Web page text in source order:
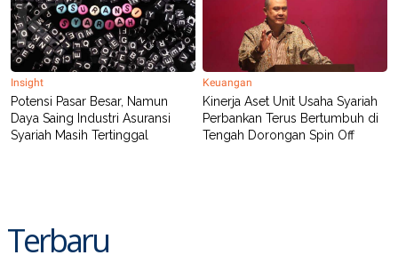
Insight
Potensi Pasar Besar, Namun
Daya Saing Industri Asuransi
Syariah Masih Tertinggal
Keuangan
Kinerja Aset Unit Usaha Syariah
Perbankan Terus Bertumbuh di
Tengah Dorongan Spin Off
Terbaru